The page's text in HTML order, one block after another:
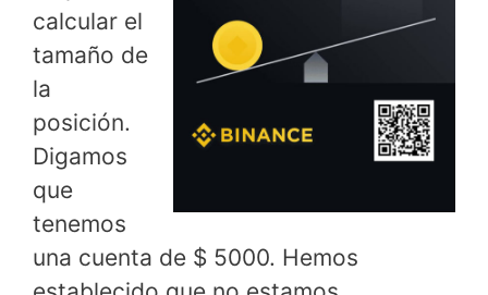
calcular el
tamaño de
la
posición.
Digamos
que
tenemos
una cuenta de $ 5000. Hemos